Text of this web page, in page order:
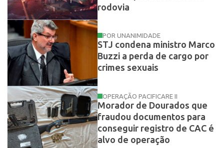
rodovia
POR UNANIMIDADE
STJ condena ministro Marco
Buzzi a perda de cargo por
crimes sexuais
OPERAÇÃO PACIFICARE II
Morador de Dourados que
fraudou documentos para
conseguir registro de CAC é
alvo de operação